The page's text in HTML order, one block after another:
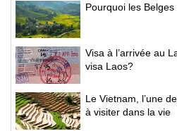
Pourquoi les
Visa à l’arrivée au
visa Laos?
Le Vietnam, l’une
à visiter dans la vie